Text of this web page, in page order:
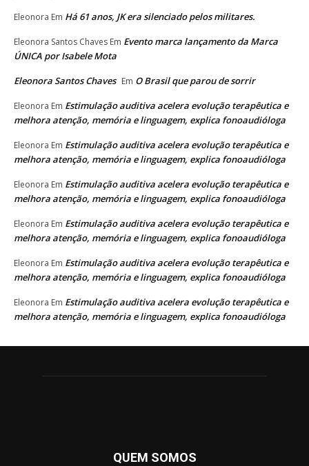
Eleonora Em Há 61 anos, JK era silenciado pelos militares.
Eleonora Santos Chaves Em Evento marca lançamento da Marca
ÚNICA por Isabele Mota
Eleonora Santos Chaves Em O Brasil que parou de sorrir
Eleonora Em Estimulação auditiva acelera evolução terapêutica e
melhora atenção, memória e linguagem, explica fonoaudióloga
Eleonora Em Estimulação auditiva acelera evolução terapêutica e
melhora atenção, memória e linguagem, explica fonoaudióloga
Eleonora Em Estimulação auditiva acelera evolução terapêutica e
melhora atenção, memória e linguagem, explica fonoaudióloga
Eleonora Em Estimulação auditiva acelera evolução terapêutica e
melhora atenção, memória e linguagem, explica fonoaudióloga
Eleonora Em Estimulação auditiva acelera evolução terapêutica e
melhora atenção, memória e linguagem, explica fonoaudióloga
Eleonora Em Estimulação auditiva acelera evolução terapêutica e
melhora atenção, memória e linguagem, explica fonoaudióloga
QUEM SOMOS